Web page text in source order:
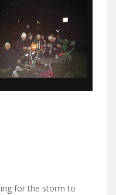
for the storm to